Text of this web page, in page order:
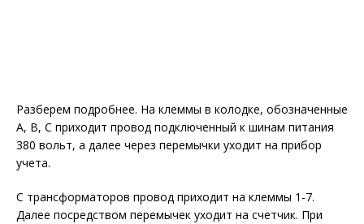
Разберем подробнее. На клеммы в колодке, обозначенные
А, В, С приходит провод подключенный к шинам питания
380 вольт, а далее через перемычки уходит на прибор
учета.
С трансформаторов провод приходит на клеммы 1-7.
Далее посредством перемычек уходит на счетчик. При